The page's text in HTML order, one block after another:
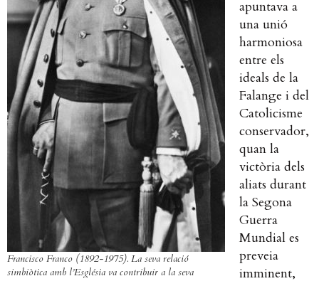
Francisco Franco (1892-1975). La seva relació
simbiòtica amb l’Església va contribuir a la seva
apuntava a
una unió
harmoniosa
entre els
ideals de la
Falange i del
Catolicisme
conservador,
quan la
victòria dels
aliats durant
la Segona
Guerra
Mundial es
preveia
imminent,